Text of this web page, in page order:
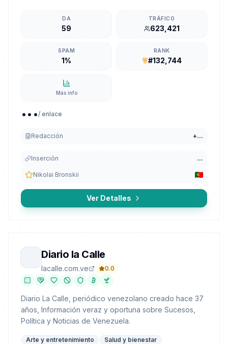
DA
59
TRÁFICO
623,421
SPAM
1%
RANK
#132,744
Más info
.../ enlace
Redacción +...
Inserción ...
Nikolai Bronskii
Ver Detalles
Diario la Calle
lacalle.com.ve 0.0
Diario La Calle, periódico venezolano creado hace 37
años, Información veraz y oportuna sobre Sucesos,
Política y Noticias de Venezuela.
Arte y entretenimiento
Salud y bienestar